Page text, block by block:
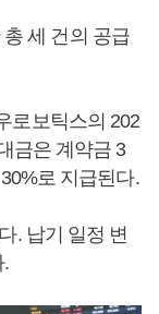
세 건의 공급
로보틱스의 202
금은 계약금 3
로 지급된다.
. 납기 일정 변
.